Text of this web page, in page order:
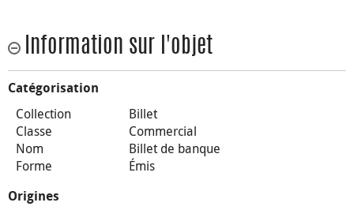
Information sur l'objet
Catégorisation
Collection
Billet
Classe
Commercial
Nom
Billet de banque
Forme
Émis
Origines